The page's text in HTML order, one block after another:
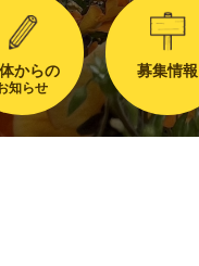
からの
知らせ
募集情報